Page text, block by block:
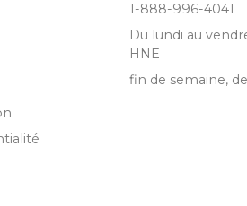
1-888-996-4041
Du lundi au
HNE
fin de semaine,